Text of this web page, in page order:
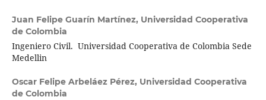
Juan Felipe Guarín Martínez, Universidad Cooperativa
de Colombia
Ingeniero Civil. Universidad Cooperativa de Colombia Sede
Medellin
Oscar Felipe Arbeláez Pérez, Universidad Cooperativa
de Colombia